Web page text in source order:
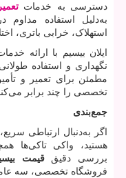
دسترسی به خدمات
به‌دلیل استفاده
استهلاک، خرابی باتری،
ایلان بیسیم با ارائه
نگهداری و استفاده
مطمئن برای تعمیر و
تخصصی را چند برابر
جمع‌بندی
اگر به‌دنبال ارتباطی
هستید، واکی تاکی‌ها
بررسی دقیققیمت
فروشگاه تخصصی، سه